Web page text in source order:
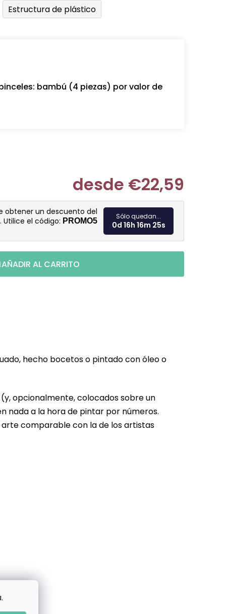
Estructura de plástico
bambú (4 piezas) por valor de
desde €22,59
Medir
obtener un descuento del
. Utilice el código: PROMO5
Sólo quedan...
0d 16h 16m 24s
AÑADIR AL CARRITO
hecho bocetos o pintado con óleo o
opcionalmente, colocados sobre un
nada a la hora de pintar por números.
comparable con la de los artistas